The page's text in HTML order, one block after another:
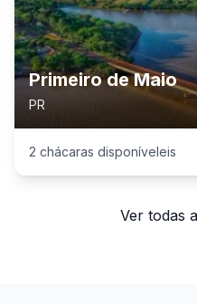
Primeiro de Maio
PR
2 chácaras disponíveleis
Ver todas